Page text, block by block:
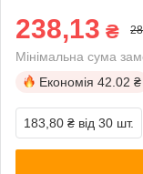
238,13 ₴
Мінімальна сума
Економія 42.02 ₴
183,80 ₴ від 30 шт.